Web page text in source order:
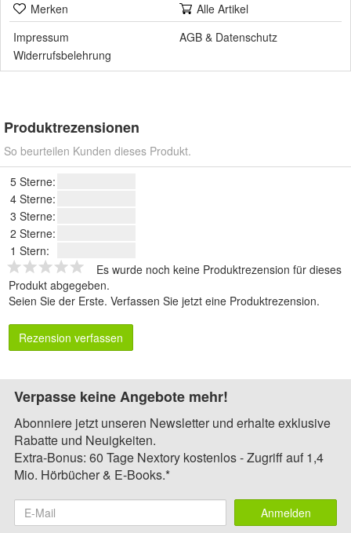
Merken
Alle Artikel
Impressum
AGB & Datenschutz
Widerrufsbelehrung
Produktrezensionen
So beurteilen Kunden dieses Produkt.
5 Sterne:
4 Sterne:
3 Sterne:
2 Sterne:
1 Stern:
Es wurde noch keine Produktrezension für dieses
Produkt abgegeben.
Seien Sie der Erste. Verfassen Sie jetzt eine Produktrezension.
Rezension verfassen
Verpasse keine Angebote mehr!
Abonniere jetzt unseren Newsletter und erhalte exklusive
Rabatte und Neuigkeiten.
Extra-Bonus: 60 Tage Nextory kostenlos - Zugriff auf 1,4
Mio. Hörbücher & E-Books.*
Anmelden